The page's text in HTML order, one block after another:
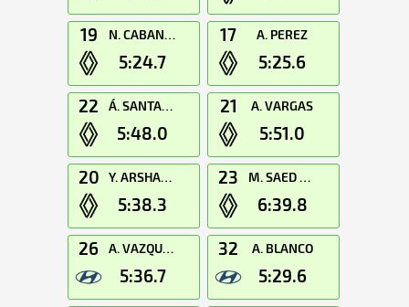
19 N. CABANES
5:24.7
17 A. PEREZ
5:25.6
22 Á. SANTANA
5:48.0
21 A. VARGAS
5:51.0
20 Y. ARSHANSKIY
5:38.3
23 M. SAED A Q
6:39.8
26 A. VAZQUEZ
5:36.7
32 A. BLANCO
5:29.6